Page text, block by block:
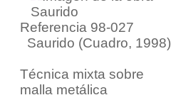
Referencia 98-027
Saurido (Cuadro, 1998)
Técnica mixta sobre
malla metálica